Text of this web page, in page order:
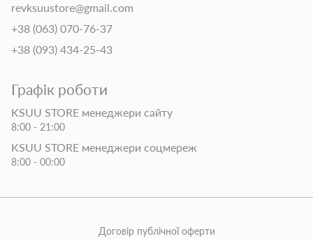
revksuustore@gmail.com
+38 (063) 070-76-37
+38 (093) 434-25-43
Графік роботи
KSUU STORE менеджери сайту
8:00 - 21:00
KSUU STORE менеджери соцмереж
8:00 - 00:00
Договір публічної оферти